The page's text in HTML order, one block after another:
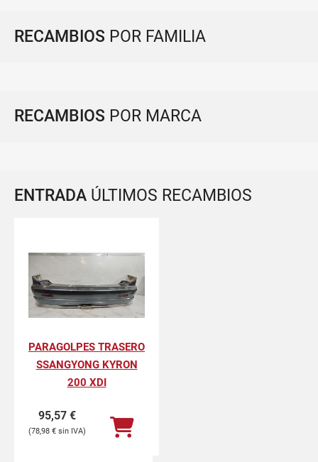
RECAMBIOS POR FAMILIA
RECAMBIOS POR MARCA
ENTRADA ÚLTIMOS RECAMBIOS
PARAGOLPES TRASERO
SSANGYONG KYRON
200 XDI
95,57 €
78,98 €